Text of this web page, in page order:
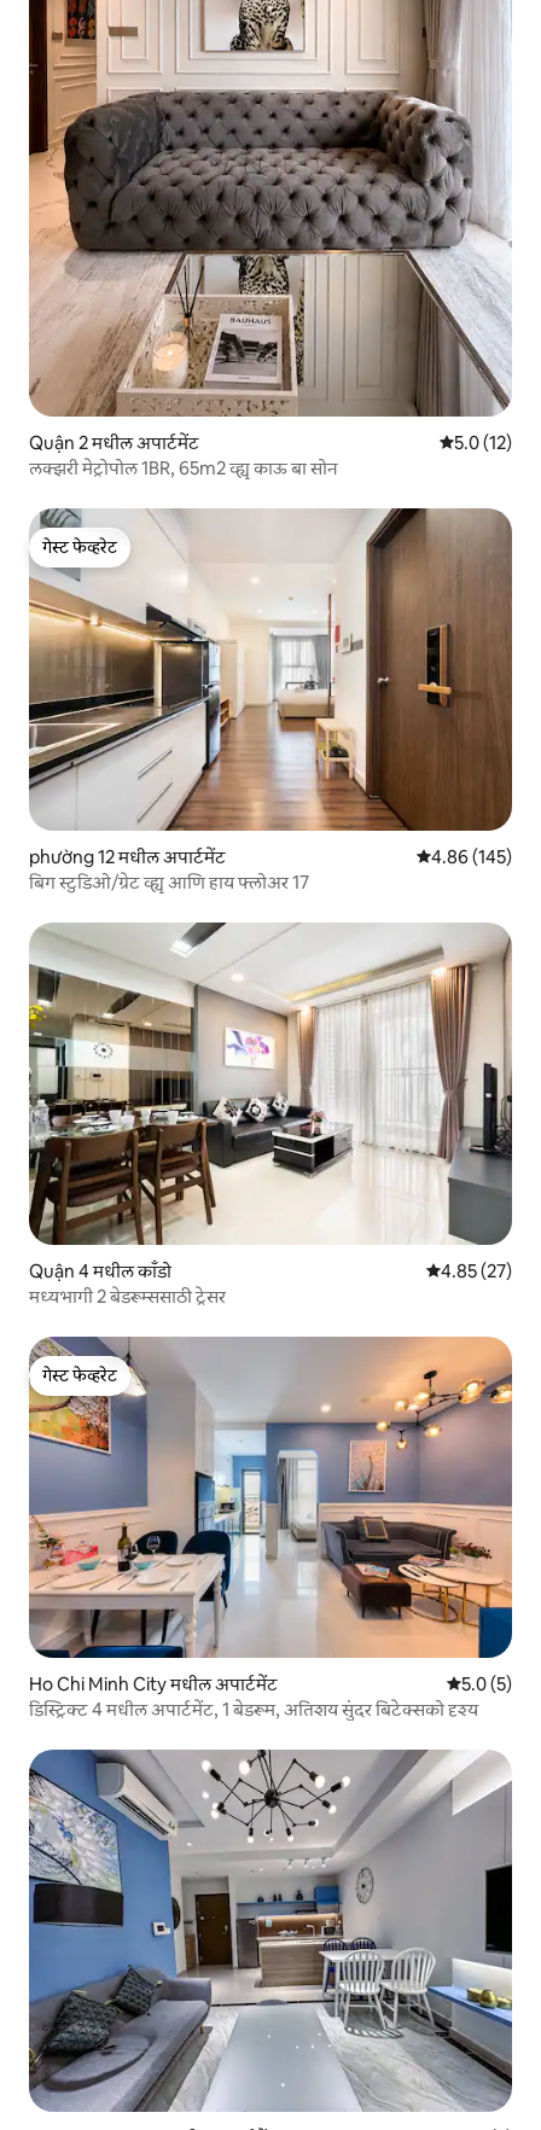
Quận 2 मधील अपार्टमेंट 5 पैकी 5.0
5.0 (12)
लक्झरी मेट्रोपोल 1BR, 65m2 व्ह्यू काऊ बा सोन
गेस्ट फेव्हरेट
गेस्ट फेव्हरेट
phường 12 मधील अपार्टमेंट 5 पैकी 4.86
4.86 (145)
बिग स्टुडिओ/ग्रेट व्ह्यू आणि हाय फ्लोअर 17
Quận 4 मधील काँडो 5 पैकी 4.85
4.85 (27)
मध्यभागी 2 बेडरूम्ससाठी ट्रेसर
गेस्ट फेव्हरेट
गेस्ट फेव्हरेट
Ho Chi Minh City मधील अपार्टमेंट 5 पैकी 5.0
5.0 (5)
डिस्ट्रिक्ट 4 मधील अपार्टमेंट, 1 बेडरूम, अतिशय सुंदर बिटेक्सको दृश्य